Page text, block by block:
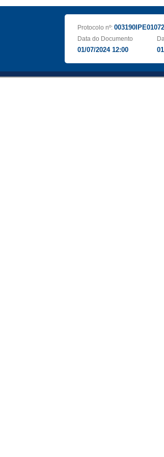
Protocolo nº:
Data do Documento
01/07/2024 12:00